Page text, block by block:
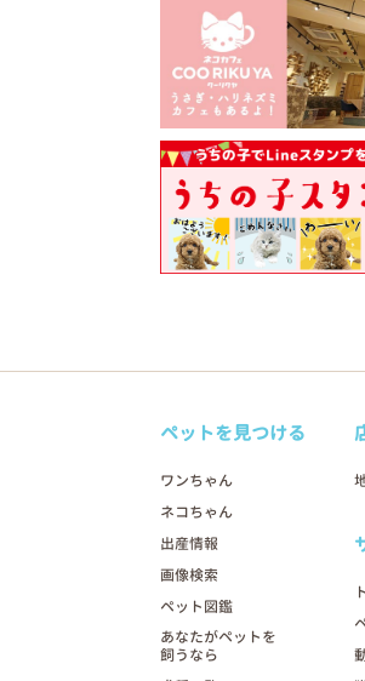
ペットを見つける
ワンちゃん
ネコちゃん
出産情報
画像検索
ペット図鑑
あなたがペットを
飼うなら